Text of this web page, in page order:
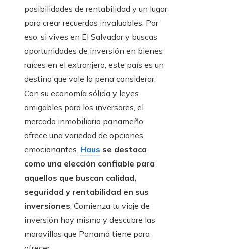
posibilidades de rentabilidad y un lugar
para crear recuerdos invaluables. Por
eso, si vives en El Salvador y buscas
oportunidades de inversión en bienes
raíces en el extranjero, este país es un
destino que vale la pena considerar.
Con su economía sólida y leyes
amigables para los inversores, el
mercado inmobiliario panameño
ofrece una variedad de opciones
emocionantes. Haus se destaca
como una elección confiable para
aquellos que buscan calidad,
seguridad y rentabilidad en sus
inversiones . Comienza tu viaje de
inversión hoy mismo y descubre las
maravillas que Panamá tiene para